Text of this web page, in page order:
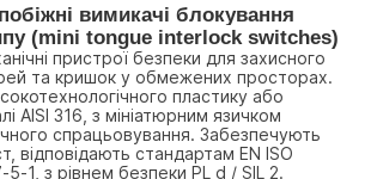
вимикачі блокування
(mini tongue interlock switches)
пристрої безпеки для захисного
та кришок у обмежених просторах.
пластику або
AISI 316, з мініатюрним язичком
спрацьовування. Забезпечують
відповідають стандартам EN ISO
5-1, з рівнем безпеки PL d / SIL 2.